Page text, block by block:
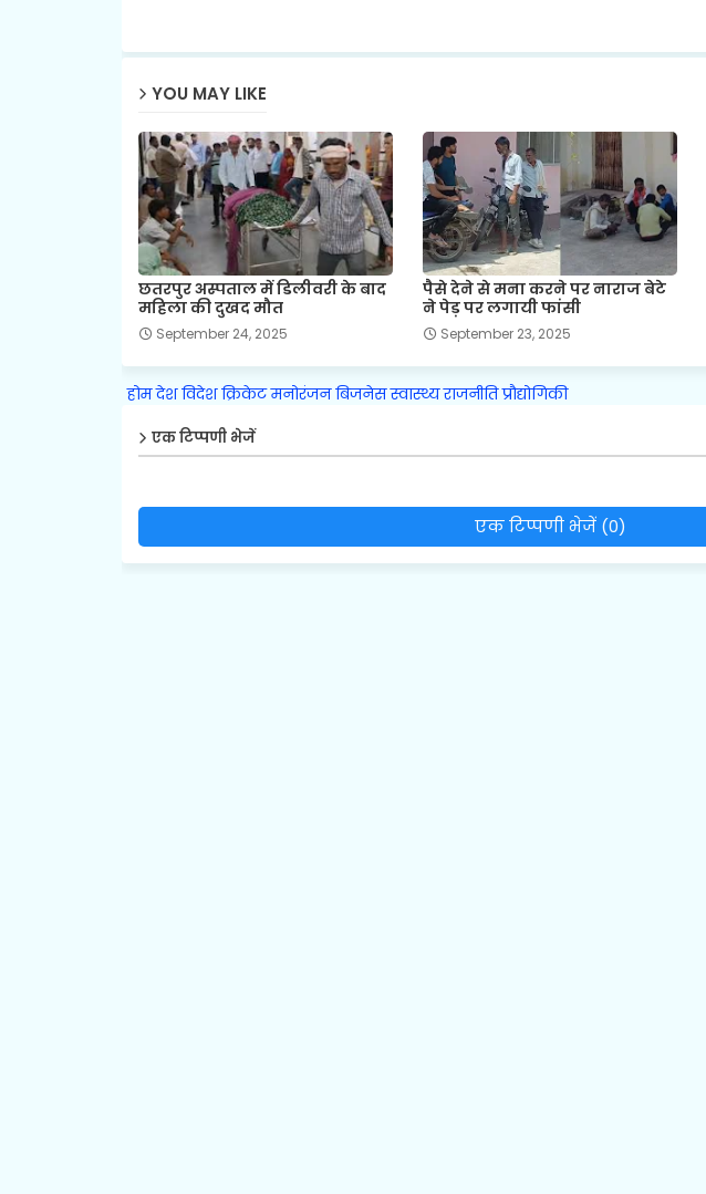
YOU MAY LIKE
छतरपुर अस्पताल में डिलीवरी के बाद
महिला की दुखद मौत
September 24, 2025
पैसे देने से मना करने पर नाराज बेटे
ने पेड़ पर लगायी फांसी
September 23, 2025
होम देश विदेश क्रिकेट मनोरंजन बिजनेस स्वास्थ्य राजनीति प्रौद्योगिकी
एक टिप्पणी भेजें
एक टिप्पणी भेजें (0)